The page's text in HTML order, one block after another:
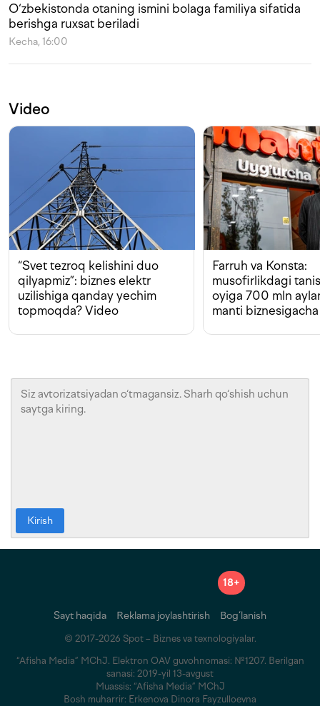
O‘zbekistonda otaning ismini bolaga familiya sifatida
berishga ruxsat beriladi
Kecha, 16:00
Video
“Svet tezroq kelishini duo
qilyapmiz”: biznes elektr
uzilishiga qanday yechim
topmoqda? Video
Farruh va Konsta:
musofirlikdagi
oyiga 700 mln
manti biznesigacha
Kirish
18+
Sayt haqida Reklama joylashtirish Bog‘lanish
© 2017-2026 Spot – Biznes va texnologiyalar.
“Afisha Media” MChJ. Elektron OAV guvohnomasi: №1207. Berilgan
sanasi: 2019-yil 13-avgust
Muassis: “Afisha Media” MChJ
Bosh muharrir: Erkenova Dinora Fayzulloevna